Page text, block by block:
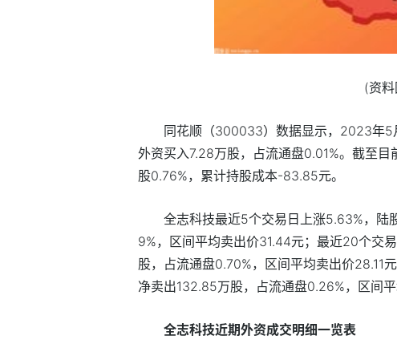
(资
同花顺（300033）数据显示，2023年
外资买入7.28万股，占流通盘0.01%。截至
股0.76%，累计持股成本-83.85元。
全志科技最近5个交易日上涨5.63%，陆
9%，区间平均卖出价31.44元；最近20个交
股，占流通盘0.70%，区间平均卖出价28.11
净卖出132.85万股，占流通盘0.26%，区间平
全志科技近期外资成交明细一览表